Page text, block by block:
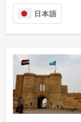
日本語